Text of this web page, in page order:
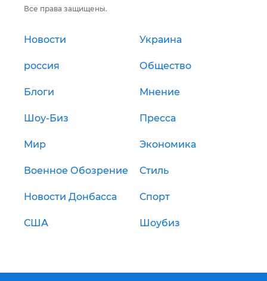
Все права защищены.
Новости Украина
россия Общество
Блоги Мнение
Шоу-Биз Пресса
Мир Экономика
Военное Обозрение Стиль
Новости Донбасса Спорт
США Шоубиз